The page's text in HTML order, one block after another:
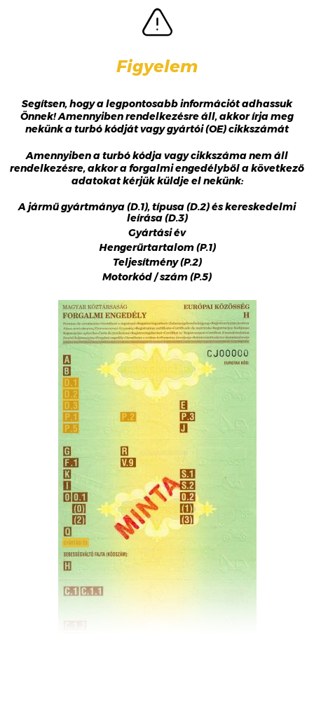
Figyelem
Segítsen, hogy a legpontosabb információt adhassuk
Önnek! Amennyiben rendelkezésre áll, akkor írja meg
nekünk a turbó kódját vagy gyártói (OE) cikkszámát
Amennyiben a turbó kódja vagy cikkszáma nem áll
rendelkezésre, akkor a forgalmi engedélyből a következő
adatokat kérjük küldje el nekünk:
A jármű gyártmánya (D.1), típusa (D.2) és kereskedelmi
leírása (D.3)
Gyártási év
Hengerűrtartalom (P.1)
Teljesítmény (P.2)
Motorkód / szám (P.5)